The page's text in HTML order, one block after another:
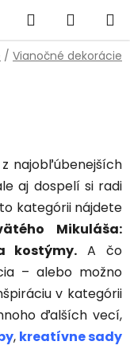
Hľadať
KOŠÍK
/ Vianočné dekorácie
najobľúbenejších
aj dospelí si radi
kategórii nájdete
Mikuláša:
kostýmy. A čo
– alebo možno
v kategórii
ďalších vecí,
, kreatívne sady